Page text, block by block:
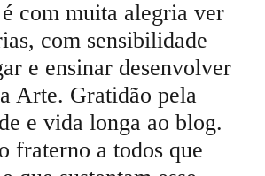
com muita alegria ver
com sensibilidade
e ensinar desenvolver
Arte. Gratidão pela
e vida longa ao blog.
fraterno a todos que